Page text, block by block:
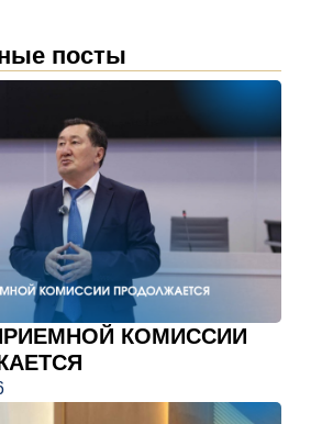
посты
КОМИССИИ